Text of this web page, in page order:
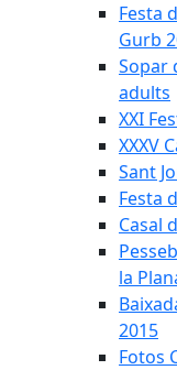
Festa
Gurb
Sopar
adults
XXI
XXXV
Sant
Festa
Casal
la
2015
Fotos